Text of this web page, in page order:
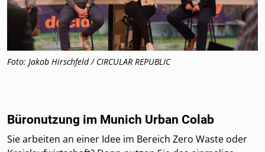
Foto: Jakob Hirschfeld / CIRCULAR REPUBLIC
Büronutzung im Munich Urban Colab
Sie arbeiten an einer Idee im Bereich Zero Waste oder